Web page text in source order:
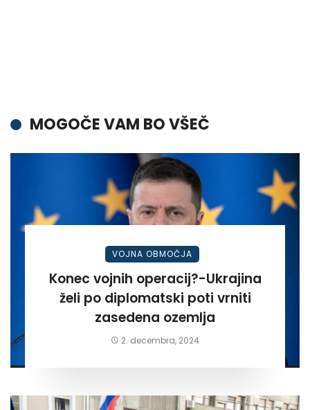
MOGOČE VAM BO VŠEČ
VOJNA OBMOČJA
Konec vojnih operacij?-Ukrajina
želi po diplomatski poti vrniti
zasedena ozemlja
2. decembra, 2024